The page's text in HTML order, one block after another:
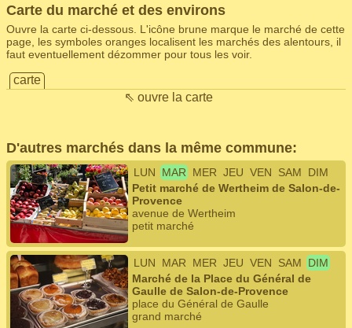
Carte du marché et des environs
Ouvre la carte ci-dessous. L'icône brune marque le marché de cette
page, les symboles oranges localisent les marchés des alentours, il
faut eventuellement dézommer pour tous les voir.
carte
⇖ ouvre la carte
D'autres marchés dans la même commune:
LUN MAR MER JEU VEN SAM
DIM
Petit marché de Wertheim de Salon-de-
Provence
avenue de Wertheim
petit marché
LUN MAR MER JEU VEN SAM
DIM
Marché de la Place du Général de
Gaulle de Salon-de-Provence
place du Général de Gaulle
grand marché